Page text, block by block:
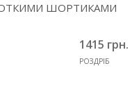
ШОРТИКАМИ
1415 грн.
РОЗДРІБ